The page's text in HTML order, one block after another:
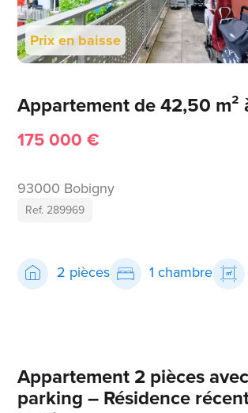
Prix en baisse
Appartement de 42,50 m²
175 000 €
93000 Bobigny
Ref. 289969
2 pièces 1 chambre
Appartement 2 pièces
parking – Résidence